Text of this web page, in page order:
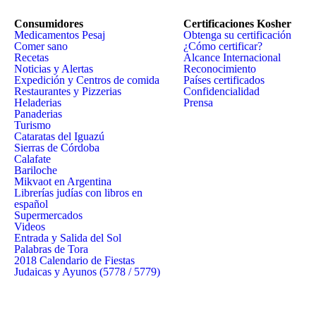
Consumidores
Medicamentos Pesaj
Comer sano
Recetas
Noticias y Alertas
Expedición y Centros de comida
Restaurantes y Pizzerias
Heladerias
Panaderias
Turismo
Cataratas del Iguazú
Sierras de Córdoba
Calafate
Bariloche
Mikvaot en Argentina
Librerías judías con libros en
español
Supermercados
Videos
Entrada y Salida del Sol
Palabras de Tora
2018 Calendario de Fiestas
Judaicas y Ayunos (5778 / 5779)
Certificaciones Kosher
Obtenga su certificación
¿Cómo certificar?
Alcance Internacional
Reconocimiento
Países certificados
Confidencialidad
Prensa